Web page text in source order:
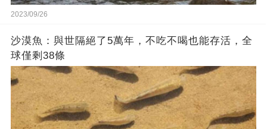
2023/09/26
沙漠魚：與世隔絕了5萬年，不吃不喝也能存活，全
球僅剩38條